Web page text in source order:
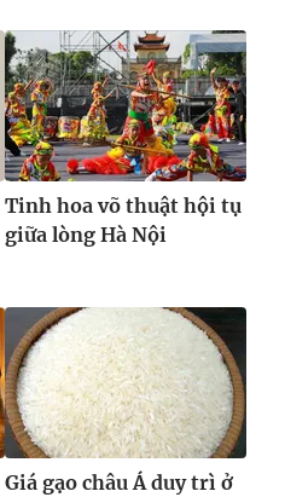
Tinh hoa võ thuật hội tụ
giữa lòng Hà Nội
Giá gạo châu Á duy trì ở